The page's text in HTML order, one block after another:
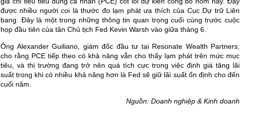
được nhiều người coi là thước đo lạm phát ưa thích của Cục Dự trữ Liên
bang. Đây là một trong những thông tin quan trọng cuối cùng trước cuộc
họp đầu tiên của tân Chủ tịch Fed Kevin Warsh vào giữa tháng 6.
Ông Alexander Guiliano, giám đốc đầu tư tại Resonate Wealth Partners,
cho rằng PCE tiếp theo có khả năng vẫn cho thấy lạm phát trên mức mục
tiêu, và thị trường đang trở nên quá tích cực trong việc định giá tăng lãi
suất trong khi có nhiều khả năng hơn là Fed sẽ giữ lãi suất ổn định cho đến
cuối năm.
Nguồn: Doanh nghiệp & Kinh doanh